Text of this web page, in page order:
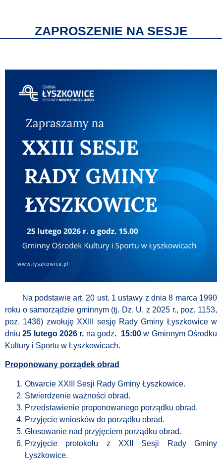
ZAPROSZENIE NA SESJE
Na podstawie art. 20 ust. 1 ustawy z dnia 8 marca 1990
roku o samorządzie gminnym (tj. Dz. U. z 2025 r., poz. 1153,
poz. 1436) zwołuję XXIII sesję Rady Gminy Łyszkowice w
dniu25 lutego 2026 r. na godz. 15:00w Gminnym Ośrodku
Kultury i Sportu w Łyszkowicach.
Proponowany porządek obrad
Otwarcie XXIII Sesji Rady Gminy Łyszkowice.
Stwierdzenie ważności obrad.
Przedstawienie proponowanego porządku obrad.
Przyjęcie wniosków do porządku obrad.
Głosowanie nad przyjęciem porządku obrad.
Przyjęcie protokołu z XXII Sesji Rady Gminy
Łyszkowice.